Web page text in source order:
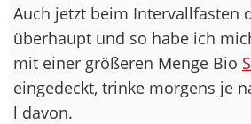
Auch jetzt beim Intervallfasten
überhaupt und so habe ich
mit einer größeren Menge Bio
eingedeckt, trinke morgens je
l davon.